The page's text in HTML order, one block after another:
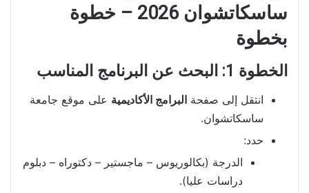
ساسكاتشوان 2026 – خطوة
بخطوة
الخطوة 1: البحث عن البرنامج المناسب
انتقل إلى صفحة البرامج الأكاديمية على موقع جامعة
ساسكاتشوان.
حدد:
الدرجة (بكالوريوس – ماجستير – دكتوراه – دبلوم
دراسات عليا).